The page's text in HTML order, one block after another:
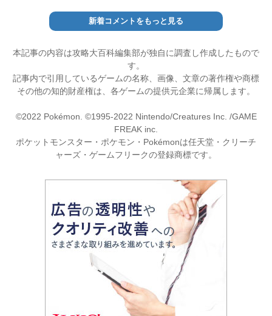
新着コメントをもっと見る
本記事の内容は攻略大百科編集部が独自に調査し作成したもので
す。
記事内で引用しているゲームの名称、画像、文章の著作権や商標
その他の知的財産権は、各ゲームの提供元企業に帰属します。
©2022 Pokémon. ©1995-2022 Nintendo/Creatures Inc. /GAME
FREAK inc.
ポケットモンスター・ポケモン・Pokémonは任天堂・クリーチ
ャーズ・ゲームフリークの登録商標です。